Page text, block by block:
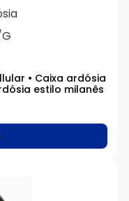
• Caixa ardósia
estilo milanês